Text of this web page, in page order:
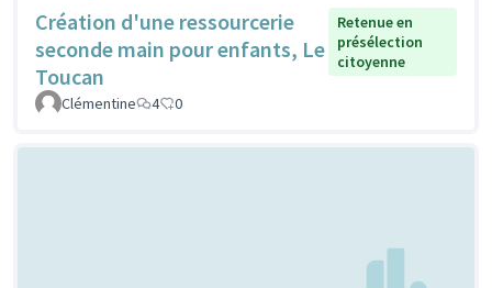
Création d'une ressourcerie
seconde main pour enfants, Le
Toucan
Retenue en
présélection
citoyenne
Clémentine 4 0